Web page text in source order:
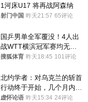
1河床U17 将再战阿森纳
射门中国 昨天21:57 65评论
国乒男单全军覆没！4人出
战WTT横滨冠军赛均无缘
八强
搜狐体育 昨天18:45 101评论
北约学者：对乌克兰的斩首
行动终于开始，几个月内乌
将投降
虚怀论语 昨天15:34 24评论